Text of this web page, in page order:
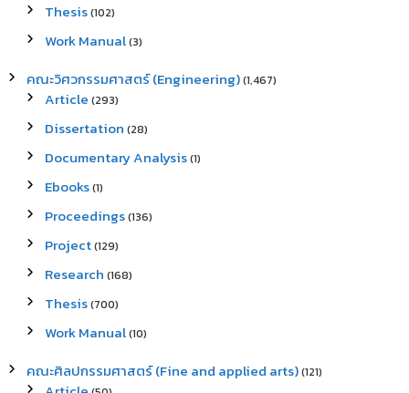
Thesis(102)
Work Manual(3)
คณะวิศวกรรมศาสตร์ (Engineering)(1,467)
Article (293)
Dissertation (28)
Documentary Analysis(1)
Ebooks(1)
Proceedings(136)
Project(129)
Research (168)
Thesis(700)
Work Manual(10)
คณะศิลปกรรมศาสตร์ (Fine and applied arts)(121)